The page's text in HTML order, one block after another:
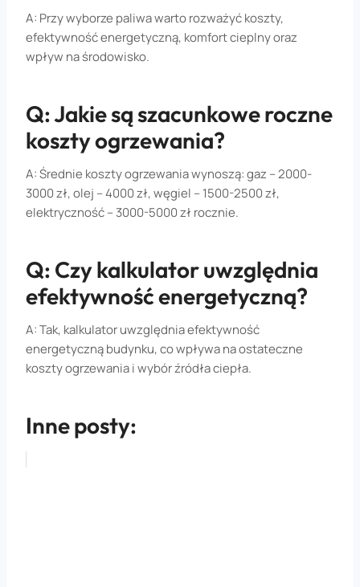
A: Przy wyborze paliwa warto rozważyć koszty,
efektywność energetyczną, komfort cieplny oraz
wpływ na środowisko.
Q: Jakie są szacunkowe roczne
koszty ogrzewania?
A: Średnie koszty ogrzewania wynoszą: gaz – 2000-
3000 zł, olej – 4000 zł, węgiel – 1500-2500 zł,
elektryczność – 3000-5000 zł rocznie.
Q: Czy kalkulator uwzględnia
efektywność energetyczną?
A: Tak, kalkulator uwzględnia efektywność
energetyczną budynku, co wpływa na ostateczne
koszty ogrzewania i wybór źródła ciepła.
Inne posty: